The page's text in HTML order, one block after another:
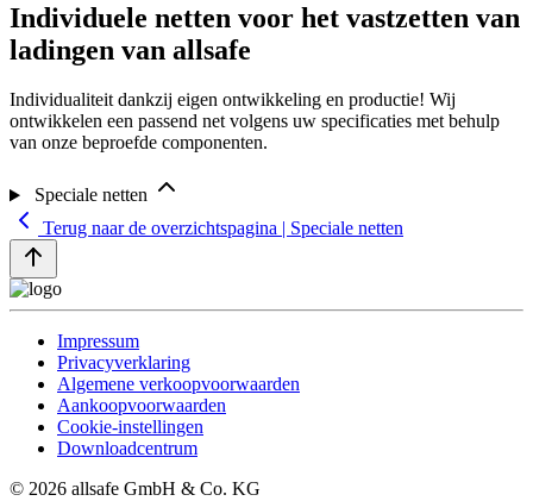
Individuele netten voor het vastzetten van
ladingen van allsafe
Individualiteit dankzij eigen ontwikkeling en productie! Wij
ontwikkelen een passend net volgens uw specificaties met behulp
van onze beproefde componenten.
Speciale netten
Terug naar de overzichtspagina | Speciale netten
Impressum
Privacyverklaring
Algemene verkoopvoorwaarden
Aankoopvoorwaarden
Cookie-instellingen
Downloadcentrum
© 2026 allsafe GmbH & Co. KG